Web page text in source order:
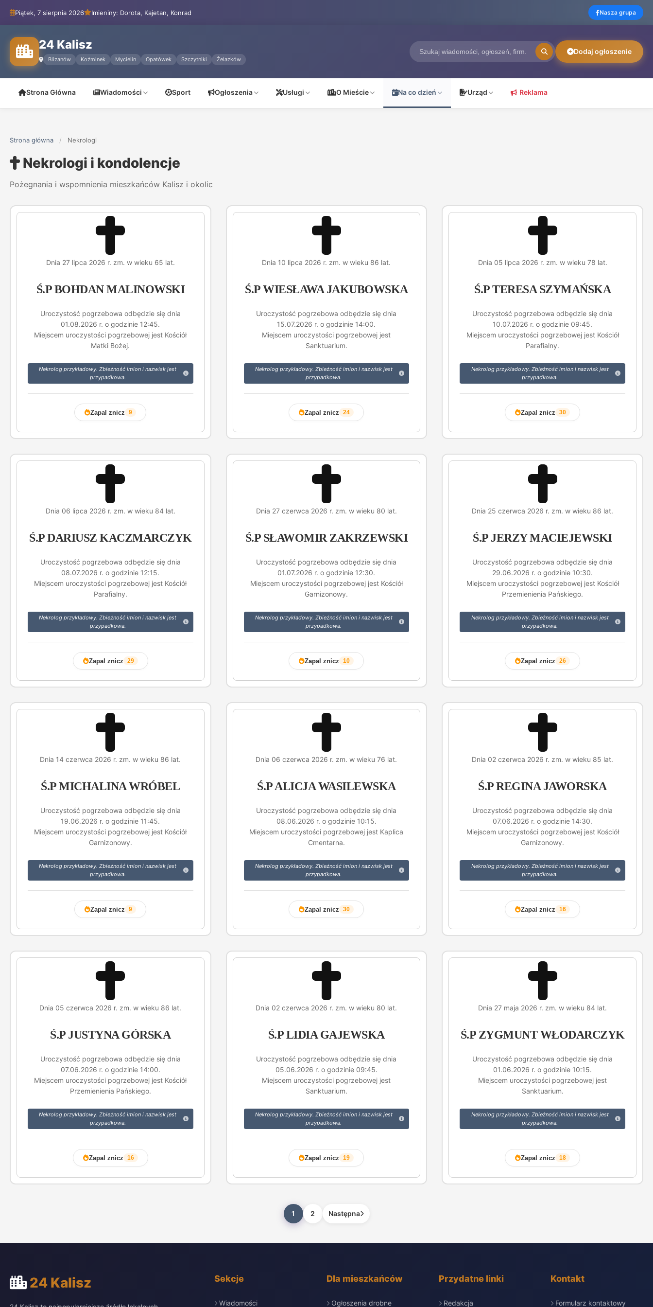
Piątek, 7 sierpnia 2026 Imieniny: Dorota, Kajetan, Konrad Nasza grupa
24 Kalisz
Blizanów Koźminek Mycielin Opatówek Szczytniki Żelazków
Dodaj ogłoszenie
Strona Główna Wiadomości Sport Ogłoszenia Usługi O Mieście Na co dzień Urząd Reklama
Strona główna / Nekrologi
Nekrologi i kondolencje
Pożegnania i wspomnienia mieszkańców Kalisz i okolic
Dnia 27 lipca 2026 r. zm. w wieku 65 lat.
Ś.P BOHDAN MALINOWSKI
Uroczystość pogrzebowa odbędzie się dnia
01.08.2026 r. o godzinie 12:45.
Miejscem uroczystości pogrzebowej jest Kościół
Matki Bożej.
Nekrolog przykładowy. Zbieżność imion i nazwisk jest
przypadkowa.
Zapal znicz 9
Dnia 10 lipca 2026 r. zm. w wieku 86 lat.
Ś.P WIESŁAWA JAKUBOWSKA
Uroczystość pogrzebowa odbędzie się dnia
15.07.2026 r. o godzinie 14:00.
Miejscem uroczystości pogrzebowej jest
Sanktuarium.
Nekrolog przykładowy. Zbieżność imion i nazwisk jest
przypadkowa.
Zapal znicz 24
Dnia 05 lipca 2026 r. zm. w wieku 78 lat.
Ś.P TERESA SZYMAŃSKA
Uroczystość pogrzebowa odbędzie się dnia
10.07.2026 r. o godzinie 09:45.
Miejscem uroczystości pogrzebowej jest Kościół
Parafialny.
Nekrolog przykładowy. Zbieżność imion i nazwisk jest
przypadkowa.
Zapal znicz 30
Dnia 06 lipca 2026 r. zm. w wieku 84 lat.
Ś.P DARIUSZ KACZMARCZYK
Uroczystość pogrzebowa odbędzie się dnia
08.07.2026 r. o godzinie 12:15.
Miejscem uroczystości pogrzebowej jest Kościół
Parafialny.
Nekrolog przykładowy. Zbieżność imion i nazwisk jest
przypadkowa.
Zapal znicz 29
Dnia 27 czerwca 2026 r. zm. w wieku 80 lat.
Ś.P SŁAWOMIR ZAKRZEWSKI
Uroczystość pogrzebowa odbędzie się dnia
01.07.2026 r. o godzinie 12:30.
Miejscem uroczystości pogrzebowej jest Kościół
Garnizonowy.
Nekrolog przykładowy. Zbieżność imion i nazwisk jest
przypadkowa.
Zapal znicz 10
Dnia 25 czerwca 2026 r. zm. w wieku 86 lat.
Ś.P JERZY MACIEJEWSKI
Uroczystość pogrzebowa odbędzie się dnia
29.06.2026 r. o godzinie 10:30.
Miejscem uroczystości pogrzebowej jest Kościół
Przemienienia Pańskiego.
Nekrolog przykładowy. Zbieżność imion i nazwisk jest
przypadkowa.
Zapal znicz 26
Dnia 14 czerwca 2026 r. zm. w wieku 86 lat.
Ś.P MICHALINA WRÓBEL
Uroczystość pogrzebowa odbędzie się dnia
19.06.2026 r. o godzinie 11:45.
Miejscem uroczystości pogrzebowej jest Kościół
Garnizonowy.
Nekrolog przykładowy. Zbieżność imion i nazwisk jest
przypadkowa.
Zapal znicz 9
Dnia 06 czerwca 2026 r. zm. w wieku 76 lat.
Ś.P ALICJA WASILEWSKA
Uroczystość pogrzebowa odbędzie się dnia
08.06.2026 r. o godzinie 10:15.
Miejscem uroczystości pogrzebowej jest Kaplica
Cmentarna.
Nekrolog przykładowy. Zbieżność imion i nazwisk jest
przypadkowa.
Zapal znicz 30
Dnia 02 czerwca 2026 r. zm. w wieku 85 lat.
Ś.P REGINA JAWORSKA
Uroczystość pogrzebowa odbędzie się dnia
07.06.2026 r. o godzinie 14:30.
Miejscem uroczystości pogrzebowej jest Kościół
Garnizonowy.
Nekrolog przykładowy. Zbieżność imion i nazwisk jest
przypadkowa.
Zapal znicz 16
Dnia 05 czerwca 2026 r. zm. w wieku 86 lat.
Ś.P JUSTYNA GÓRSKA
Uroczystość pogrzebowa odbędzie się dnia
07.06.2026 r. o godzinie 14:00.
Miejscem uroczystości pogrzebowej jest Kościół
Przemienienia Pańskiego.
Nekrolog przykładowy. Zbieżność imion i nazwisk jest
przypadkowa.
Zapal znicz 16
Dnia 02 czerwca 2026 r. zm. w wieku 80 lat.
Ś.P LIDIA GAJEWSKA
Uroczystość pogrzebowa odbędzie się dnia
05.06.2026 r. o godzinie 09:45.
Miejscem uroczystości pogrzebowej jest
Sanktuarium.
Nekrolog przykładowy. Zbieżność imion i nazwisk jest
przypadkowa.
Zapal znicz 19
Dnia 27 maja 2026 r. zm. w wieku 84 lat.
Ś.P ZYGMUNT WŁODARCZYK
Uroczystość pogrzebowa odbędzie się dnia
01.06.2026 r. o godzinie 10:15.
Miejscem uroczystości pogrzebowej jest
Sanktuarium.
Nekrolog przykładowy. Zbieżność imion i nazwisk jest
przypadkowa.
Zapal znicz 18
1 2 Następna
24 Kalisz Sekcje
Wiadomości
Dla mieszkańców
Ogłoszenia drobne
Przydatne linki
Redakcja
Kontakt
Formularz kontaktowy